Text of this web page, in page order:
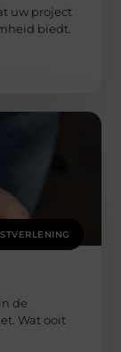
uw project
biedt.
de
Wat ooit